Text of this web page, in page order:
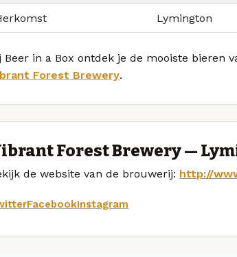
Lymington
Beer in a Box ontdek je de mooiste bieren
Forest Brewery.
Forest Brewery —
de website van de brouwerij: http://
FacebookInstagram